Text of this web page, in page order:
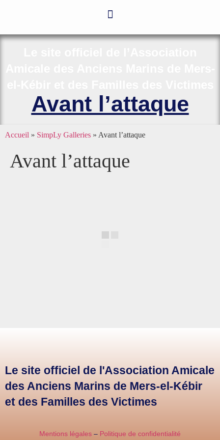
Avant l’attaque
Accueil » SimpLy Galleries » Avant l’attaque
Avant l’attaque
Le site officiel de l'Association Amicale
des Anciens Marins de Mers-el-Kébir
et des Familles des Victimes
Mentions légales – Politique de confidentialité